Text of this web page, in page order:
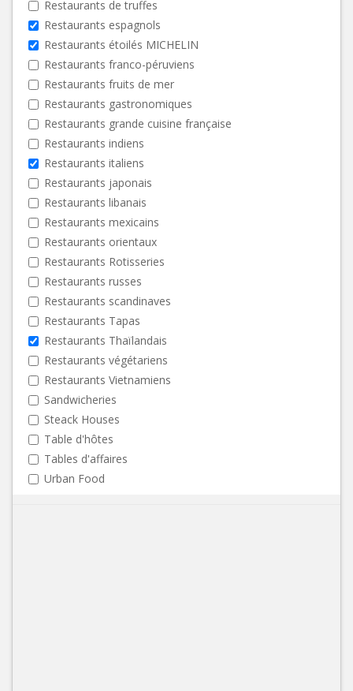
Restaurants de truffes
Restaurants espagnols
Restaurants étoilés MICHELIN
Restaurants franco-péruviens
Restaurants fruits de mer
Restaurants gastronomiques
Restaurants grande cuisine française
Restaurants indiens
Restaurants italiens
Restaurants japonais
Restaurants libanais
Restaurants mexicains
Restaurants orientaux
Restaurants Rotisseries
Restaurants russes
Restaurants scandinaves
Restaurants Tapas
Restaurants Thaïlandais
Restaurants végétariens
Restaurants Vietnamiens
Sandwicheries
Steack Houses
Table d'hôtes
Tables d'affaires
Urban Food